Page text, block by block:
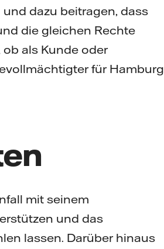
dazu beitragen, dass
die gleichen Rechte
als Kunde oder
für Hamburg
mit seinem
und das
lassen. Darüber hinaus